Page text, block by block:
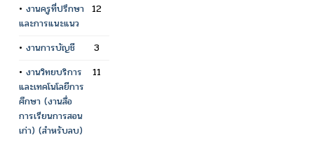
• งานครูที่ปรึกษา
และการแนะแนว
12
• งานการบัญชี
3
• งานวิทยบริการ
และเทคโนโลยีการ
ศึกษา (งานสื่อ
การเรียนการสอน
เก่า) (สำหรับลบ)
11